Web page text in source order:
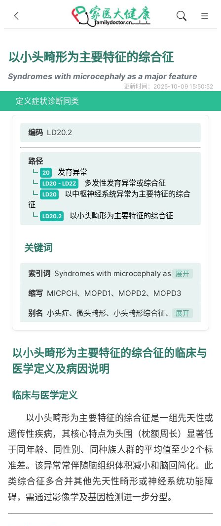
以小头畸形为主要特征的综合征
Syndromes with microcephaly as a major feature
更新时间：2025-10-09 15:50:52
定义症状诊断同类
编码 LD20.2
路径
20 发育异常
LD20 - LD2Z 多发性发育异常或综合征
LD20
以中枢神经系统异常为主要特征的综合
征
LD20.2 以小头畸形为主要特征的综合征
关键词
索引词 Syndromes with microcephaly as a
major feature、以小头畸形为主要特征的综合
征、小头畸形-颈椎融合异常、小头畸形-大脑缺
陷-痉挛-高钠血症、小头畸形-小角膜综合征，
Bowen-Conradi综合征、重症新生儿早发型脑病
伴小头畸形、先天性宫内感染样综合征、伪
骨发育不良-原基性侏儒综合征1和3型、MOPD[小
小头畸形-骨发育不良-原基性矮小症1和3型、小头
畸形-骨发育不良-原基性侏儒综合征2型、
MOPD[小头畸形-骨发育不良-原基性侏儒综合
征]2型、小头畸形-骨发育不良-原基性侏儒综合征
力发育障碍与小头畸形伴脑桥小脑发育不全、
MICPCH[智力低下与小头畸形伴脑桥小脑发育不
全]
展开
缩写 MICPCH、MOPD1、MOPD2、MOPD3
别名 小头症、微头畸形、小头畸形综合征、头部
展开
以小头畸形为主要特征的综合征的临床与
医学定义及病因说明
临床与医学定义
以小头畸形为主要特征的综合征是一组先天性或
遗传性疾病，其核心特点为头围（枕额周长）显著低
于同年龄、同性别、同种族人群的平均值至少2个标
准差。该异常常伴随脑组织体积减小和脑回简化。此
类综合征多合并其他先天性畸形或神经系统功能障
碍，需通过影像学及基因检测进一步分型。